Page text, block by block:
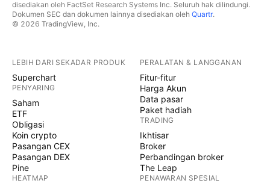
disediakan oleh FactSet Research Systems Inc. Seluruh hak dilindungi.
Dokumen SEC dan dokumen lainnya disediakan oleh Quartr.
© 2026 TradingView, Inc.
LEBIH DARI SEKADAR PRODUK
Superchart
PENYARING
Saham
ETF
Obligasi
Koin crypto
Pasangan CEX
Pasangan DEX
Pine
HEATMAP
PERALATAN & LANGGANAN
Fitur-fitur
Harga Akun
Data pasar
Paket hadiah
TRADING
Ikhtisar
Broker
Perbandingan broker
The Leap
PENAWARAN SPESIAL